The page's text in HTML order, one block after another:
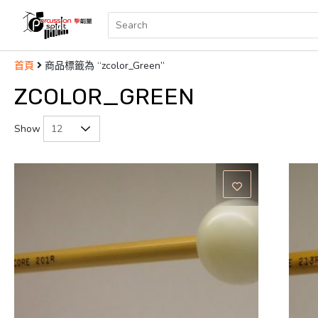
首頁 商品標籤為 “zcolor_Green”
ZCOLOR_GREEN
Show